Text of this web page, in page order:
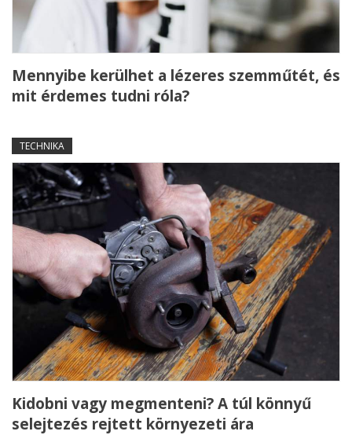
Mennyibe kerülhet a lézeres szemműtét, és
mit érdemes tudni róla?
TECHNIKA
Kidobni vagy megmenteni? A túl könnyű
selejtezés rejtett környezeti ára